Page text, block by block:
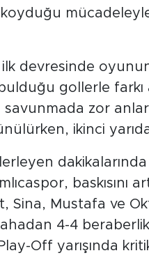
ilk devresinde
gollerle
savunmada zor
ikinci
baskısını
Sina, Mustafa ve
4-4
Off yarışında